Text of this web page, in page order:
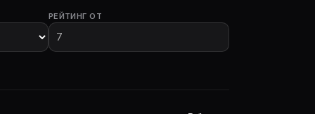
РЕЙТИНГ ОТ